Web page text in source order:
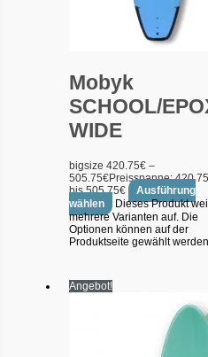
Mobyk
SCHOOL/
WIDE
bigsize420.75€ –
505.75€Preisspanne:
bis 505.75€
Ausführung
wählen
Dieses Produkt
mehrere Varianten auf. Die
Optionen können auf der
Produktseite gewählt werden
Angebot!